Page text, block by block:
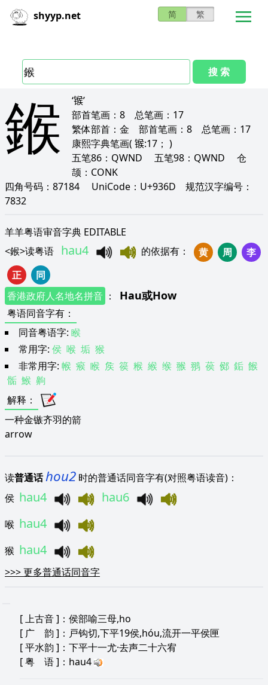
shyyp.net 简 繁
搜 索
鍭
‘𬭤’
部首笔画： 8 总笔画： 17
繁体部首： 金 部首笔画： 8 总笔画： 17
康熙字典笔画( 𬭤:17； )
五笔86： QWND 五笔98： QWND 仓
颉： CONK
四角号码： 87184 UniCode： U+936D 规范汉字编号：
7832
羊羊粤语审音字典 EDITABLE
<鍭>读粤语 hau4 的依据有 ： 黄 周
李
正
同
香港政府人名地名拼音 ： Hau或How
粤语同音字有 ：
同音粤语字: 睺
常用字: 侯 喉 垢 猴
非常用字: 帿 瘊 睺 矦 篌 糇 緱 缑 翭 翵 葔 鄇 銗 餱
骺 鯸 齁
解释 ：
一种金镞齐羽的箭
arrow
读普通话hou2 时的普通话同音字有(对照粤语读音)：
侯 hau4 hau6
喉 hau4
猴 hau4
>>>更多普通话同音字
[上古音]：侯部喻三母,ho
[ 广 韵 ]：戸钩切,下平19侯,hóu,流开一平侯匣
[平水韵 ]：下平十一尤·去声二十六宥
[粤 语]：hau4